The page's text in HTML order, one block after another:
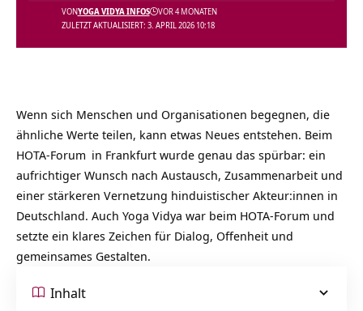
ZULETZT AKTUALISIERT: 3. APRIL 2026 10:18
VONYOGA VIDYA INFOS VOR 4 MONATEN
Wenn sich Menschen und Organisationen begegnen, die
ähnliche Werte teilen, kann etwas Neues entstehen. Beim
HOTA-Forum in Frankfurt wurde genau das spürbar: ein
aufrichtiger Wunsch nach Austausch, Zusammenarbeit und
einer stärkeren Vernetzung hinduistischer Akteur:innen in
Deutschland. Auch Yoga Vidya war beim HOTA-Forum und
setzte ein klares Zeichen für Dialog, Offenheit und
gemeinsames Gestalten.
Inhalt